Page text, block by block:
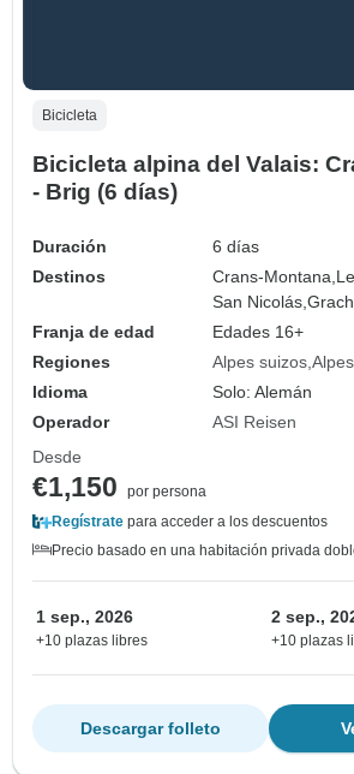
Bicicleta
Bicicleta alpina del Valais:
- Brig (6 días)
Duración
6 días
Destinos
Crans-Montana,
San Nicolás,
Franja de edad
Edades 16+
Regiones
Alpes suizos Alpes
Idioma
Solo: Alemán
Operador
ASI Reisen
Desde
€1,150
por persona
Regístrate para acceder a los descuentos
Precio basado en una habitación privada
1 sep., 2026
+10 plazas libres
2 sep.,
+10 plazas
Descargar folleto